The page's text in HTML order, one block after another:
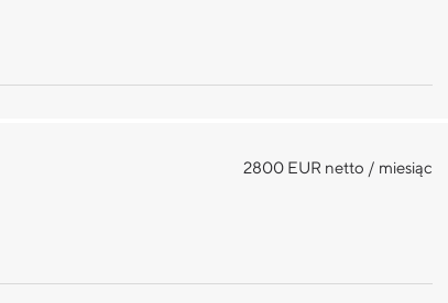
2800 EUR netto / miesiąc